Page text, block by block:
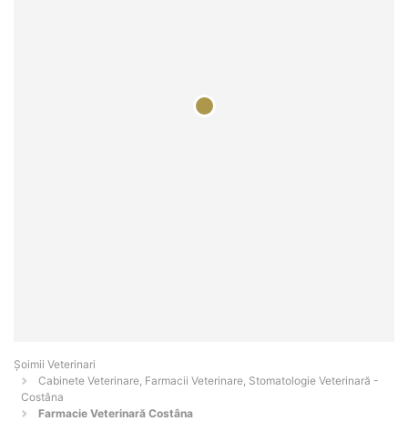
Șoimii Veterinari
Cabinete Veterinare, Farmacii Veterinare, Stomatologie Veterinară -
Costâna
Farmacie Veterinară Costâna